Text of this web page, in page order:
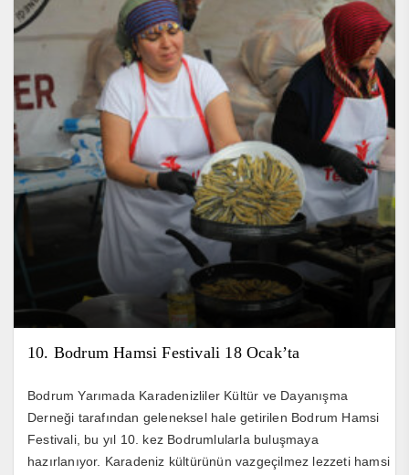
10. Bodrum Hamsi Festivali 18 Ocak’ta
Bodrum Yarımada Karadenizliler Kültür ve Dayanışma
Derneği tarafından geleneksel hale getirilen Bodrum Hamsi
Festivali, bu yıl 10. kez Bodrumlularla buluşmaya
hazırlanıyor. Karadeniz kültürünün vazgeçilmez lezzeti hamsi